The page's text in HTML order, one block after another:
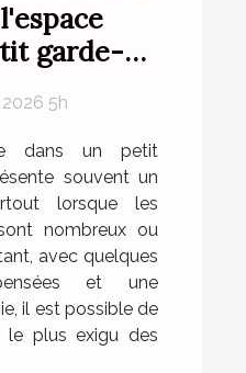
garde-
5h
dans un petit
souvent un
lorsque les
nombreux ou
avec quelques
et une
il est possible de
le plus exigu des